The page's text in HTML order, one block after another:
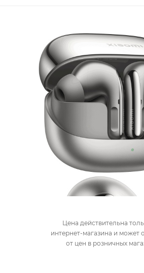
Цена действительна
интернет-магазина и может
от цен в розничных